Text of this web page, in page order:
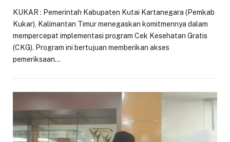
KUKAR : Pemerintah Kabupaten Kutai Kartanegara (Pemkab
Kukar), Kalimantan Timur menegaskan komitmennya dalam
mempercepat implementasi program Cek Kesehatan Gratis
(CKG). Program ini bertujuan memberikan akses
pemeriksaan…